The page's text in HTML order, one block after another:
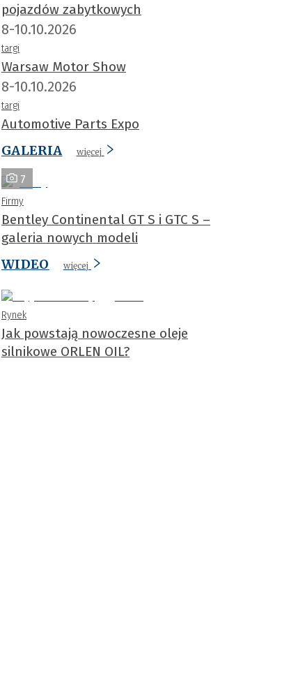
pojazdów zabytkowych
8-10.10.2026
targi
Warsaw Motor Show
8-10.10.2026
targi
Automotive Parts Expo
GALERIA
więcej
7
Firmy
Bentley Continental GT S i GTC S –
galeria nowych modeli
WIDEO
więcej
Rynek
Jak powstają nowoczesne oleje
silnikowe ORLEN OIL?